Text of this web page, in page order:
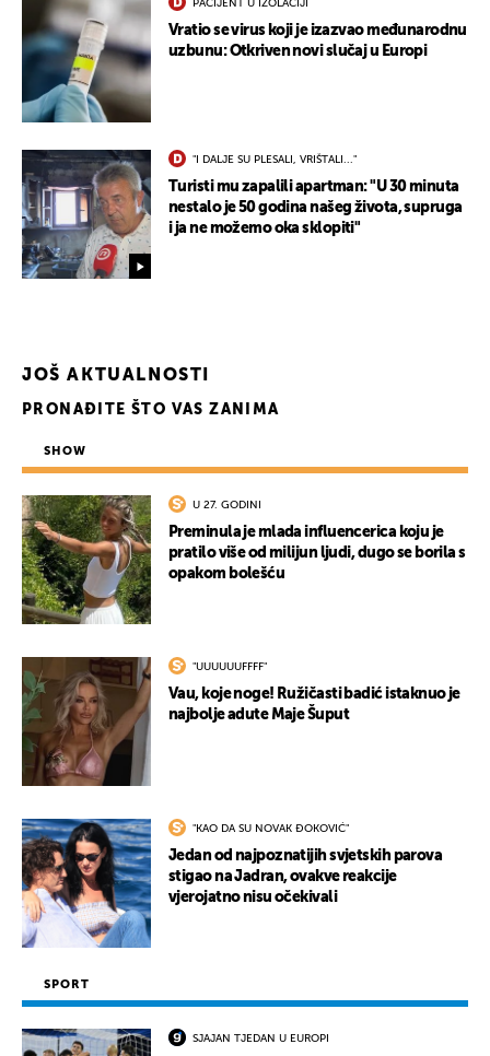
PACIJENT U IZOLACIJI
Vratio se virus koji je izazvao međunarodnu
uzbunu: Otkriven novi slučaj u Europi
"I DALJE SU PLESALI, VRIŠTALI..."
Turisti mu zapalili apartman: "U 30 minuta
nestalo je 50 godina našeg života, supruga
i ja ne možemo oka sklopiti"
JOŠ AKTUALNOSTI
PRONAĐITE ŠTO VAS ZANIMA
SHOW
U 27. GODINI
Preminula je mlada influencerica koju je
pratilo više od milijun ljudi, dugo se borila s
opakom bolešću
"UUUUUUFFFF"
Vau, koje noge! Ružičasti badić istaknuo je
najbolje adute Maje Šuput
"KAO DA SU NOVAK ĐOKOVIĆ"
Jedan od najpoznatijih svjetskih parova
stigao na Jadran, ovakve reakcije
vjerojatno nisu očekivali
SPORT
SJAJAN TJEDAN U EUROPI
UKLJUČITE NOTIFIKACIJE